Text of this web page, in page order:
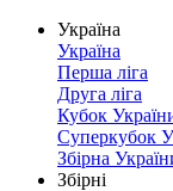
Україна
Україна
Перша ліга
Друга ліга
Кубок
Суперкубок
Збірна
Збірні